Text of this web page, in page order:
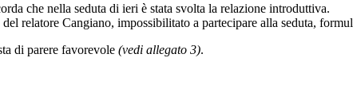
che nella seduta di ieri è stata svolta la relazione introduttiva.
relatore Cangiano, impossibilitato a partecipare alla seduta,
di parere favorevole (vedi allegato 3).